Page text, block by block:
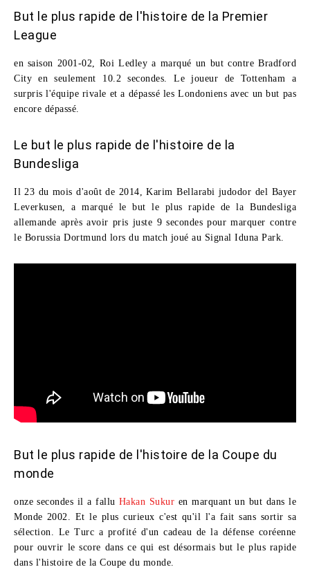
But le plus rapide de l'histoire de la Premier
League
en saison 2001-02, Roi Ledley a marqué un but contre Bradford
City en seulement 10.2 secondes. Le joueur de Tottenham a
surpris l'équipe rivale et a dépassé les Londoniens avec un but pas
encore dépassé.
Le but le plus rapide de l'histoire de la
Bundesliga
Il 23 du mois d'août de 2014, Karim Bellarabi judodor del Bayer
Leverkusen, a marqué le but le plus rapide de la Bundesliga
allemande après avoir pris juste 9 secondes pour marquer contre
le Borussia Dortmund lors du match joué au Signal Iduna Park.
But le plus rapide de l'histoire de la Coupe du
monde
onze secondes il a fallu Hakan Sukur en marquant un but dans le
Monde 2002. Et le plus curieux c'est qu'il l'a fait sans sortir sa
sélection. Le Turc a profité d'un cadeau de la défense coréenne
pour ouvrir le score dans ce qui est désormaisbut le plus rapide
dans l'histoire de la Coupe du monde.